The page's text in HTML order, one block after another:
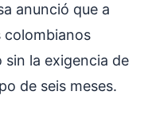
anunció que a
colombianos
la exigencia de
de seis meses.